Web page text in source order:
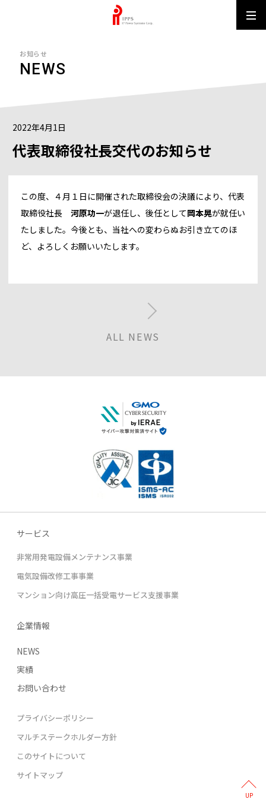
IPPS
お知らせ
NEWS
2022年4月1日
代表取締役社長交代のお知らせ
この度、４月１日に開催された取締役会の決議により、代表
取締役社長 河原功一が退任し、後任として岡本晃が就任い
たしました。今後とも、当社への変わらぬお引き立てのほ
ど、よろしくお願いいたします。
ALL NEWS
サービス
非常用発電設備メンテナンス事業
電気設備改修工事事業
マンション向け高圧一括受電サービス支援事業
企業情報
NEWS
実績
お問い合わせ
プライバシーポリシー
マルチステークホルダー方針
このサイトについて
サイトマップ
UP